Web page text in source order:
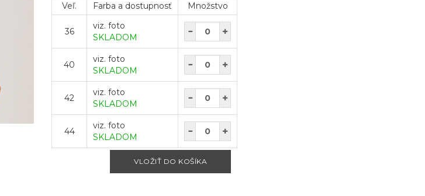
Veľ. Farba a dostupnosť Množstvo
36
viz. foto
SKLADOM
40
viz. foto
SKLADOM
42
viz. foto
SKLADOM
44
viz. foto
SKLADOM